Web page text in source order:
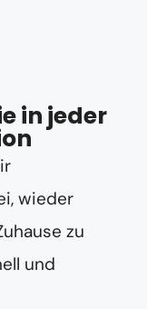
in jeder
wieder
zu
und